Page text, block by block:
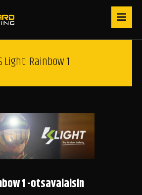
Light: Rainbow 1
1 -otsavalaisin